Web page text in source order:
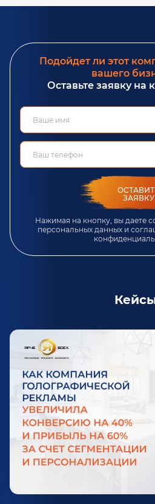
Подойдет ли этот
вашего
Оставьте заявку на
ЗАЯВКУ
Нажимая на кнопку, вы даете
персональных данных и